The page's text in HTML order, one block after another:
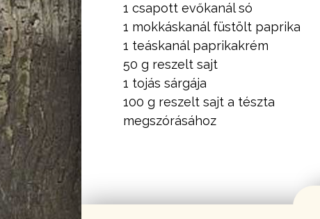
1 csapott evőkanál só
1 mokkáskanál füstölt paprika
1 teáskanál paprikakrém
50 g reszelt sajt
1 tojás sárgája
100 g reszelt sajt a tészta
megszórásához